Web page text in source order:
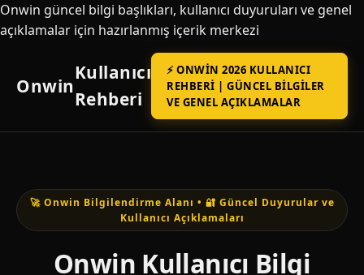
Onwin güncel bilgi başlıkları, kullanıcı duyuruları ve genel
açıklamalar için hazırlanmış içerik merkezi
Onwin
Kullanıcı
Rehberi
⚡ ONWIN 2026 KULLANICI
REHBERI | GÜNCEL BILGILER
VE GENEL AÇIKLAMALAR
🚀 Onwin Bilgilendirme Alanı • 🔐 Güncel Duyurular ve
Kullanıcı Açıklamaları
Onwin Kullanıcı Bilgi